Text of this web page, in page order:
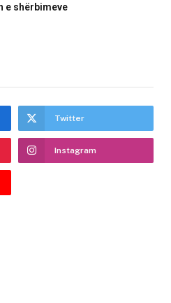
e shërbimeve
Twitter
Instagram